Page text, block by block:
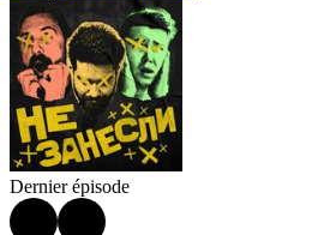
Dernier épisode